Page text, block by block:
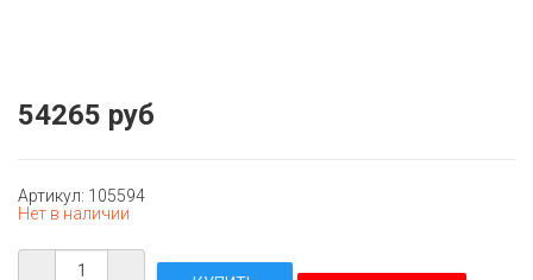
54265 руб
Артикул: 105594
Нет в наличии